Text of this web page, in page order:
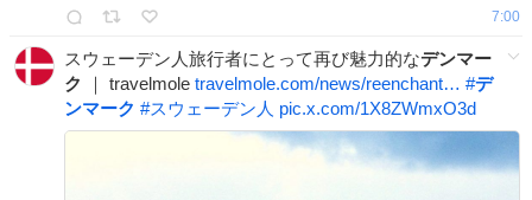
7:00
スウェーデン人旅行者にとって再び魅力的なデンマー
ク
｜ travelmole travelmole.com/news/reenchant… #デ
ンマーク #スウェーデン人 pic.x.com/1X8ZWmxO3d